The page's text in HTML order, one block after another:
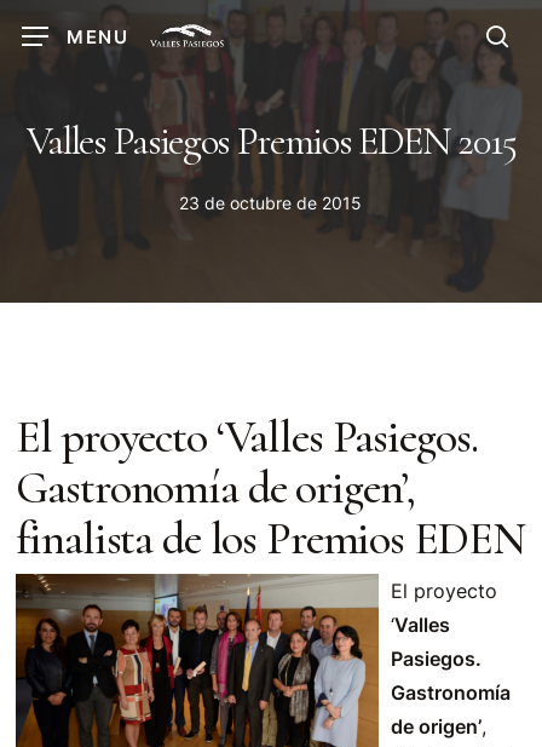
MENU
Valles Pasiegos Premios EDEN 2015
23 de octubre de 2015
El proyecto ‘Valles Pasiegos.
Gastronomía de origen’,
finalista de los Premios EDEN
El proyecto
‘Valles
Pasiegos.
Gastronomía
de origen’,